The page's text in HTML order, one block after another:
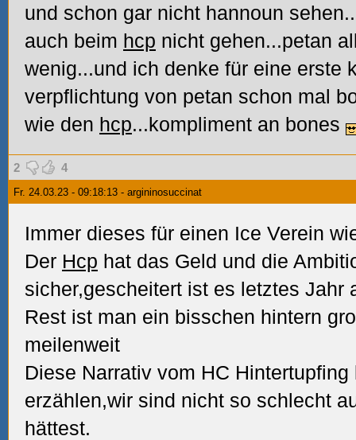
und schon gar nicht hannoun
auch beim hcp nicht gehen...petan
wenig...und ich denke für eine erste
verpflichtung von petan schon mal
wie den hcp...kompliment an bones
2 4
Fr. 24.03.23 - 09:18:13 - argininosuccinat
Immer dieses für einen Ice Verein
Der Hcp hat das Geld und die
sicher,gescheitert ist es letztes Jahr
Rest ist man ein bisschen hintern
meilenweit
Diese Narrativ vom HC
erzählen,wir sind nicht so schlecht
hättest.